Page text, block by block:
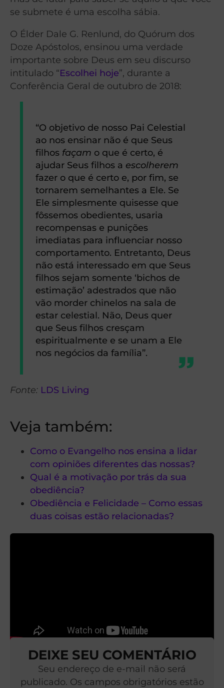
se submete é uma escolha sábia.
O Élder Dale G. Renlund, do Quórum dos
Doze Apóstolos, ensinou uma verdade
importante sobre Deus em seu discurso
intitulado “Escolhei hoje”, durante a
Conferência Geral de outubro de 2018:
“O objetivo de nosso Pai Celestial
ao nos ensinar não é que Seus
filhos façam o que é certo, é
ajudar Seus filhos a escolherem
fazer o que é certo e, por fim, se
tornarem semelhantes a Ele. Se
Ele simplesmente quisesse que
fôssemos obedientes, usaria
recompensas e punições
imediatas para influenciar nosso
comportamento. Entretanto, Deus
não está interessado em que Seus
filhos sejam somente ‘bichos de
estimação’ adestrados que não
vão morder chinelos na sala de
estar celestial. Não, Deus quer
que Seus filhos cresçam
espiritualmente e se unam a Ele
nos negócios da família”.
Fonte: LDS Living
Veja também:
Como o Evangelho nos ensina a lidar
com opiniões diferentes das nossas?
Qual é a motivação por trás da sua
obediência?
Obediência e Felicidade – Como essas
duas coisas estão relacionadas?
DEIXE SEU COMENTÁRIO
Seu endereço de e-mail não será
publicado. Os campos obrigatórios estão